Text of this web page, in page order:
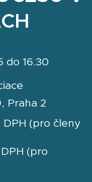
do 16.30
Praha 2
DPH (pro členy
(pro